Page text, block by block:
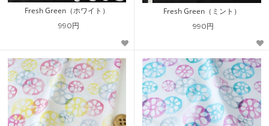
Fresh Green（ホワイト）
990円
Fresh Green（ミント）
990円